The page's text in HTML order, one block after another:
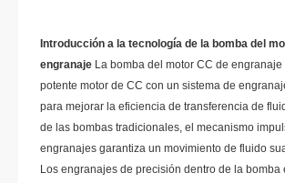
Introducción a la tecnología de la bomba del
engranaje La bomba del motor CC de
potente motor de CC con un sistema de
para mejorar la eficiencia de transferencia de
de las bombas tradicionales, el mecanismo
engranajes garantiza un movimiento de fluido
Los engranajes de precisión dentro de la bomba